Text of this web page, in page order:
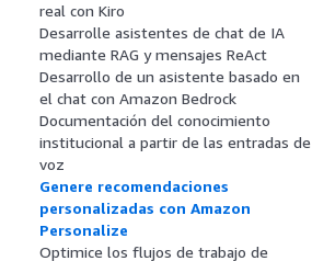
real con Kiro
Desarrolle asistentes de chat de IA
mediante RAG y mensajes ReAct
Desarrollo de un asistente basado en
el chat con Amazon Bedrock
Documentación del conocimiento
institucional a partir de las entradas de
voz
Genere recomendaciones
personalizadas con Amazon
Personalize
Optimice los flujos de trabajo de